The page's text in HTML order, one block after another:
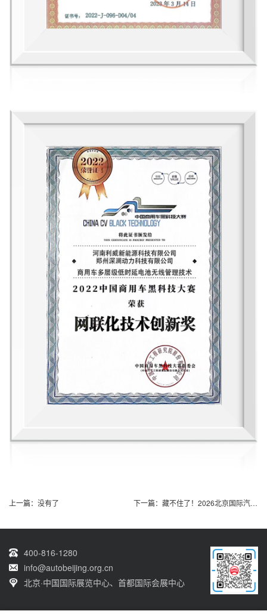
上一篇：没有了 下一篇： 藏不住了！2026北京国际汽车展览会亮点官方前瞻！
400-816-1280
info@autobeijing.org.cn
北京·中国国际展览中心、首都国际会展中心